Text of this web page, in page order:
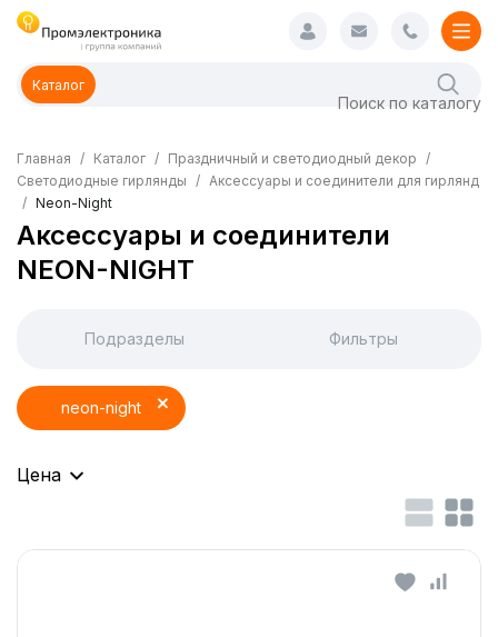
Каталог
Главная Каталог
Праздничный и светодиодный декор
Светодиодные гирлянды
Аксессуары и соединители для гирлянд
Neon-Night
Аксессуары и соединители
NEON-NIGHT
Подразделы Фильтры
neon-night
Цена